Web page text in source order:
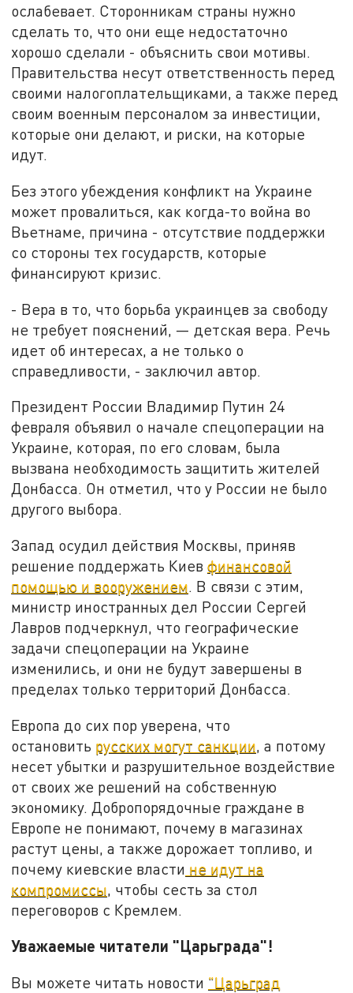
ослабевает. Сторонникам страны нужно
сделать то, что они еще недостаточно
хорошо сделали - объяснить свои мотивы.
Правительства несут ответственность перед
своими налогоплательщиками, а также перед
своим военным персоналом за инвестиции,
которые они делают, и риски, на которые
идут.
Без этого убеждения конфликт на Украине
может провалиться, как когда-то война во
Вьетнаме, причина - отсутствие поддержки
со стороны тех государств, которые
финансируют кризис.
- Вера в то, что борьба украинцев за свободу
не требует пояснений, — детская вера. Речь
идет об интересах, а не только о
справедливости, - заключил автор.
Президент России Владимир Путин 24
февраля объявил о начале спецоперации на
Украине, которая, по его словам, была
вызвана необходимость защитить жителей
Донбасса. Он отметил, что у России не было
другого выбора.
Запад осудил действия Москвы, приняв
решение поддержать Киевфинансовой
помощью и вооружением. В связи с этим,
министр иностранных дел России Сергей
Лавров подчеркнул, что географические
задачи спецоперации на Украине
изменились, и они не будут завершены в
пределах только территорий Донбасса.
Европа до сих пор уверена, что
остановить русских могут санкции, а потому
несет убытки и разрушительное воздействие
от своих же решений на собственную
экономику. Добропорядочные граждане в
Европе не понимают, почему в магазинах
растут цены, а также дорожает топливо, и
почему киевские власти не идут на
компромиссы, чтобы сесть за стол
переговоров с Кремлем.
Уважаемые читатели "Царьграда"!
Вы можете читать новости "Царьград